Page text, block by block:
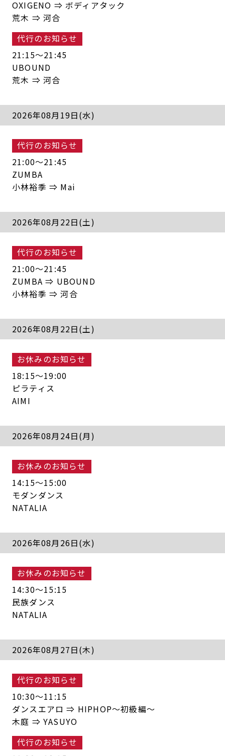
OXIGENO ⇒ ボディアタック
荒木 ⇒ 河合
代行のお知らせ
21:15〜21:45
UBOUND
荒木 ⇒ 河合
2026年08月19日(水)
代行のお知らせ
21:00〜21:45
ZUMBA
小林裕季 ⇒ Mai
2026年08月22日(土)
代行のお知らせ
21:00〜21:45
ZUMBA ⇒ UBOUND
小林裕季 ⇒ 河合
2026年08月22日(土)
お休みのお知らせ
18:15〜19:00
ピラティス
AIMI
2026年08月24日(月)
お休みのお知らせ
14:15〜15:00
モダンダンス
NATALIA
2026年08月26日(水)
お休みのお知らせ
14:30〜15:15
民族ダンス
NATALIA
2026年08月27日(木)
代行のお知らせ
10:30〜11:15
ダンスエアロ ⇒ HIPHOP～初級編～
木庭 ⇒ YASUYO
代行のお知らせ